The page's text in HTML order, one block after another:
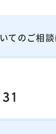
てのご相